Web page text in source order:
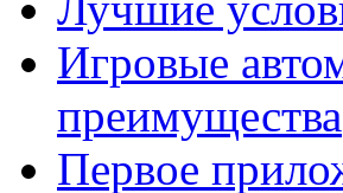
Игровые
преимущества
Первое